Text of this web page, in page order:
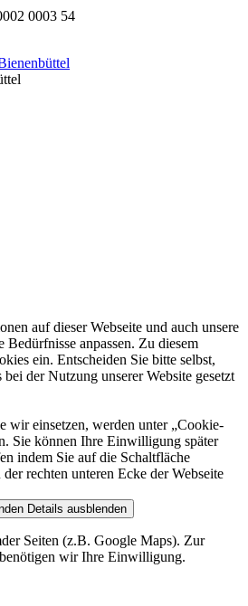
0003 54
auf dieser Webseite und auch unsere
Bedürfnisse anpassen. Zu diesem
ein. Entscheiden Sie bitte selbst,
der Nutzung unserer Website gesetzt
wir einsetzen, werden unter „Cookie-
Sie können Ihre Einwilligung später
indem Sie auf die Schaltfläche
rechten unteren Ecke der Webseite
Details ausblenden
Seiten (z.B. Google Maps). Zur
wir Ihre Einwilligung.